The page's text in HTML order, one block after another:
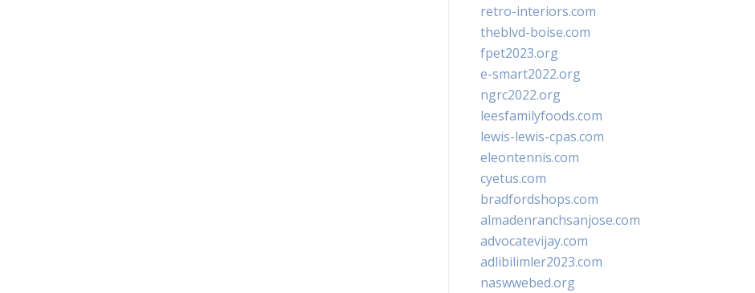
retro-interiors.com
theblvd-boise.com
fpet2023.org
e-smart2022.org
ngrc2022.org
leesfamilyfoods.com
lewis-lewis-cpas.com
eleontennis.com
cyetus.com
bradfordshops.com
almadenranchsanjose.com
advocatevijay.com
adlibilimler2023.com
naswwebed.org